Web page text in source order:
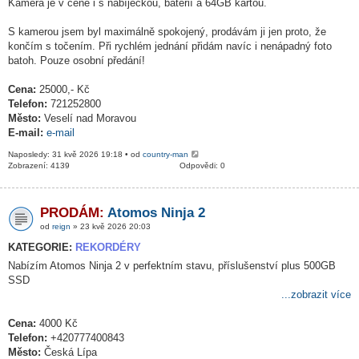
Kamera je v ceně i s nabíječkou, baterií a 64GB kartou.
S kamerou jsem byl maximálně spokojený, prodávám ji jen proto, že
končím s točením. Při rychlém jednání přidám navíc i nenápadný foto
batoh. Pouze osobní předání!
Cena: 25000,- Kč
Telefon: 721252800
Město: Veselí nad Moravou
E-mail: e-mail
Naposledy: 31 kvě 2026 19:18 • od country-man
Odpovědi: 0
Zobrazení: 4139
PRODÁM: Atomos Ninja 2
od reign » 23 kvě 2026 20:03
KATEGORIE: REKORDÉRY
Nabízím Atomos Ninja 2 v perfektním stavu, příslušenství plus 500GB
SSD
...zobrazit více
Cena: 4000 Kč
Telefon: +420777400843
Město: Česká Lípa